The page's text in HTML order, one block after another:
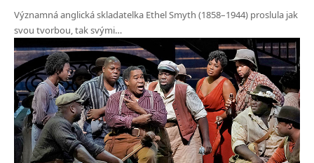
Významná anglická skladatelka Ethel Smyth (1858–1944) proslula jak
svou tvorbou, tak svými…